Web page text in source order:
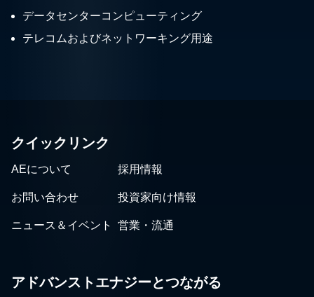
データセンターコンピューティング
テレコムおよびネットワーキング用途
クイックリンク
AEについて 採用情報
お問い合わせ 投資家向け情報
ニュース＆イベント 営業・流通
アドバンストエナジーとつながる